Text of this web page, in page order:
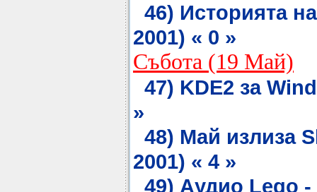
46) Историята
2001) « 0 »
Събота (19 Май)
47) KDE2 за
»
48) Май излиза
2001) « 4 »
49) Аудио Lego